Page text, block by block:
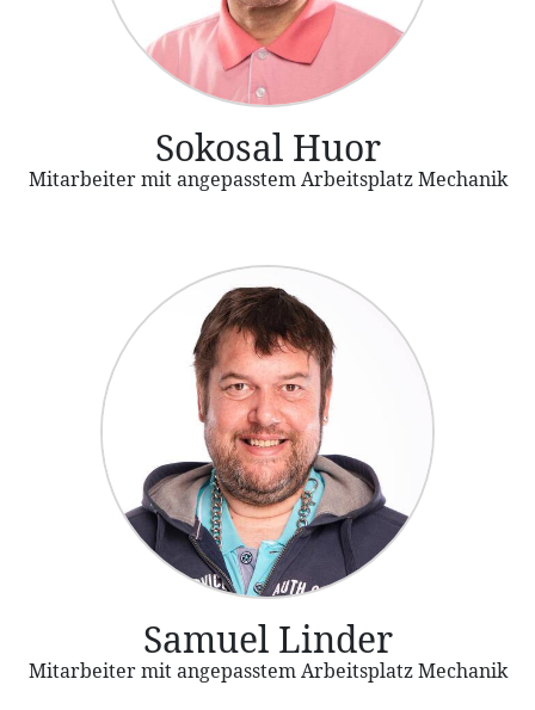
Sokosal Huor
Mitarbeiter mit angepasstem Arbeitsplatz Mechanik
Samuel Linder
Mitarbeiter mit angepasstem Arbeitsplatz Mechanik